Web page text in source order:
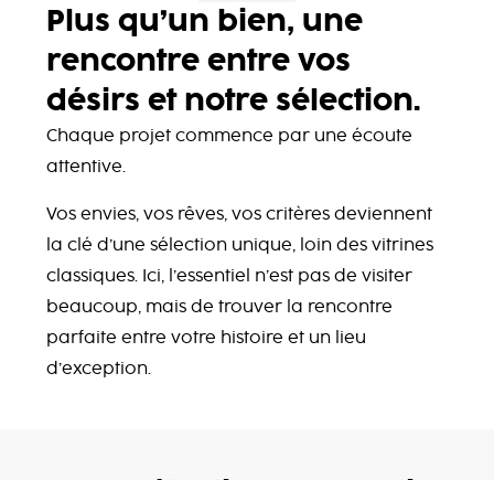
Plus qu’un bien, une
rencontre entre vos
désirs et notre sélection.
Chaque projet commence par une écoute
attentive.
Vos envies, vos rêves, vos critères deviennent
la clé d’une sélection unique, loin des vitrines
classiques. Ici, l’essentiel n’est pas de visiter
beaucoup, mais de trouver la rencontre
parfaite entre votre histoire et un lieu
d’exception.